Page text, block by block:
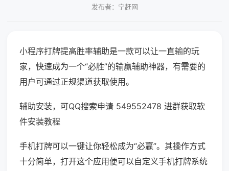
发布者：宁赶网
小程序打牌提高胜率辅助是一款可以让一直输的玩
家，快速成为一个“必胜”的输赢辅助神器，有需要的
用户可通过正规渠道获取使用。
辅助安装，可QQ搜索申请 549552478 进群获取软
件安装教程
手机打牌可以一键让你轻松成为“必赢”。其操作方式
十分简单，打开这个应用便可以自定义手机打牌系统